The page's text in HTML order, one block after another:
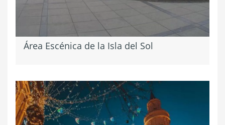
Área Escénica de la Isla del Sol